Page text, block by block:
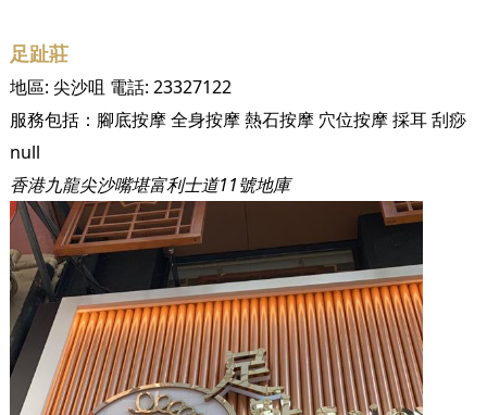
足趾莊
地區: 尖沙咀 電話: 23327122
服務包括： 腳底按摩全身按摩熱石按摩 穴位按摩採耳刮痧
null
香港九龍尖沙嘴堪富利士道11號地庫